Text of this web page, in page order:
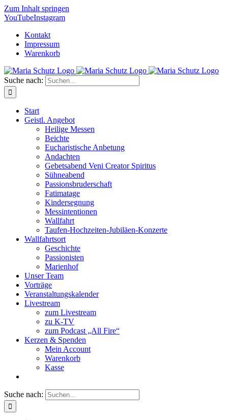
Zum Inhalt springen
YouTubeInstagram
Kontakt
Impressum
Warenkorb
Suche nach:
Start
Geistl. Angebot
Heilige Messen
Beichte
Eucharistische Anbetung
Andachten
Gebetsabend Veni Creator Spiritus
Sühneabend
Passionsbruderschaft
Fatimatage
Kindersegnung
Messintentionen
Wallfahrt
Taufen-Hochzeiten-Jubiläen-Konzerte
Wallfahrtsort
Geschichte
Passionisten
Marienhof
Unser Team
Vorträge
Veranstaltungskalender
Livestream
zum Livestream
zu K-TV
zum Podcast „All Fire“
Kerzen & Spenden
Mein Account
Warenkorb
Kasse
Suche nach: